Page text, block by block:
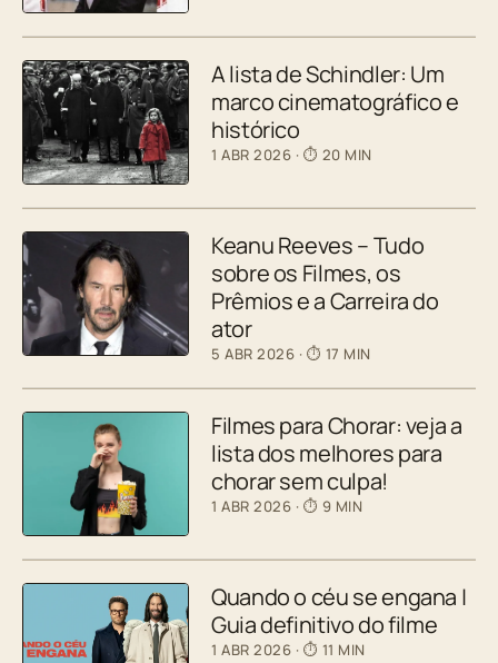
A lista de Schindler: Um
marco cinematográfico e
histórico
1 ABR 2026 · ⏱ 20 MIN
Keanu Reeves – Tudo
sobre os Filmes, os
Prêmios e a Carreira do
ator
5 ABR 2026 · ⏱ 17 MIN
Filmes para Chorar: veja a
lista dos melhores para
chorar sem culpa!
1 ABR 2026 · ⏱ 9 MIN
Quando o céu se engana |
Guia definitivo do filme
1 ABR 2026 · ⏱ 11 MIN